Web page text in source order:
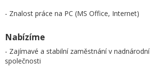
- Znalost práce na PC (MS Office, Internet)
Nabízíme
- Zajímavé a stabilní zaměstnání v nadnárodní
společnosti